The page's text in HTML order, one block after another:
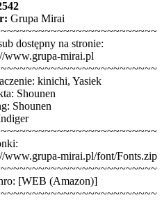
Grupa Mirai
dostępny na stronie:
www.grupa-mirai.pl
kinichi, Yasiek
Shounen
Shounen
www.grupa-mirai.pl/font/Fonts.zip
[WEB (Amazon)]